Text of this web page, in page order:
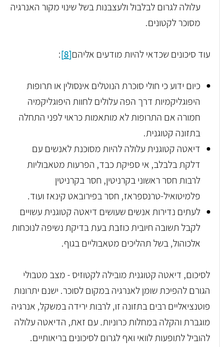
עלולה לגרום לבלבול ולעצבנות בשל שינוי מקור האנרגיה
מסוכר לקטונים.
עוד סיכונים שכדאי להיות מודעים אליהם[8]
:
כיום ידוע כי חולי סוכרת הנוטלים אינסולין או תרופות
היפוגליקמיות דרך הפה עלולים לחוות היפוגליקמיה
חמורה אם התרופות לא מותאמות כראוי לפני התחלה
בתזונה קטוגנית.
דיאטה קטוגנית עלולה להיות מסוכנת לאנשים עם
דלקת בלבלב, אי ספיקת כבד, הפרעות מטאבוליות
לרבות חסר ראשוני בקרניטין, חסר בקרניטין
פלמיטואיל-טרנספראז, חסר בפירובאט קינאז ועוד.
לעתים נדירות אנשים שעושים דיאטה קטוגנית עשויים
לקבל תשובה חיובית כוזבת בעת בדיקת נשיפה לנוכחות
אלכוהול, בשל תהליכים מטאבוליים בגוף.
לסיכום, דיאטה קטוגניתמובילה לקטוזיס - מצב מטבולי
הגורם להפיכת שומן לאנרגיה במקום לסוכר. ישנם יתרונות
פוטנציאליים רבים בתזונה זו, לרבות ירידה במשקל, אנרגיה
מוגברת והקלה במחלות כרוניות. עם זאת, הדיאטה עלולה
להוביל לתופעות לוואי ואף לגרום לסיכונים בריאותיים.